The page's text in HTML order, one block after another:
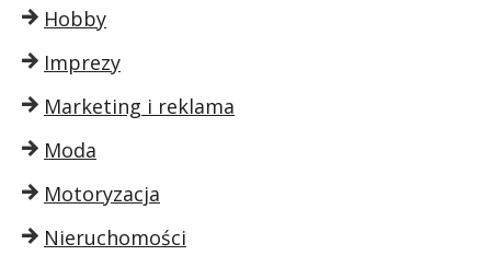
Hobby
Imprezy
Marketing i reklama
Moda
Motoryzacja
Nieruchomości